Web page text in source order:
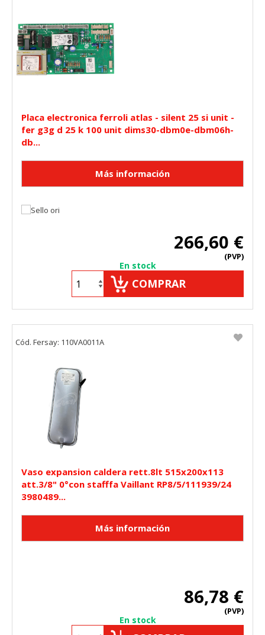
Placa electronica ferroli atlas - silent 25 si unit -
fer g3g d 25 k 100 unit dims30-dbm0e-dbm06h-
db...
266,60 €
(PVP)
En stock
COMPRAR
Vaso expansion caldera rett.8lt 515x200x113
att.3/8" 0°con stafffa Vaillant RP8/5/111939/24
3980489...
86,78 €
(PVP)
En stock
Cód. Fersay: 110VA0011A
CONFIGURACIÓN DE COOKIES